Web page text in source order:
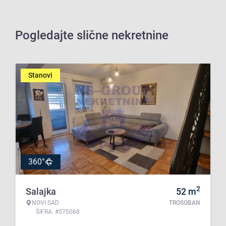
Pogledajte slične nekretnine
Stanovi
360°
Salajka
NOVI SAD
ŠIFRA: #575068
52 m2
TROSOBAN